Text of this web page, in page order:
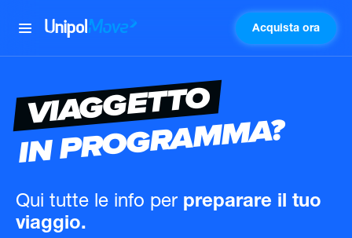
UnipolMove Acquista ora
VIAGGETTO
IN PROGRAMMA?
Qui tutte le info per preparare il tuo
viaggio.